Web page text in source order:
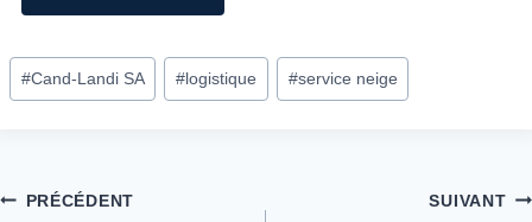
#Cand-Landi SA #logistique #service neige
PRÉCÉDENT SUIVANT